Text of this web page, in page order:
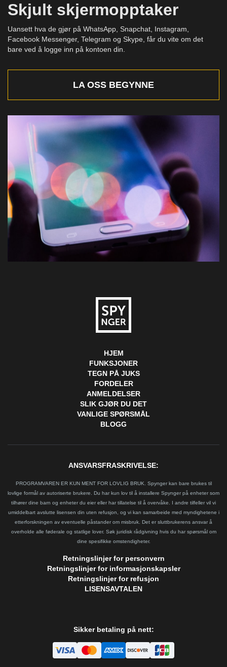
Skjult skjermopptaker
Uansett hva de gjør på WhatsApp, Snapchat, Instagram,
Facebook Messenger, Telegram og Skype, får du vite om det
bare ved å logge inn på kontoen din.
LA OSS BEGYNNE
HJEM
FUNKSJONER
TEGN PÅ JUKS
FORDELER
ANMELDELSER
SLIK GJØR DU DET
VANLIGE SPØRSMÅL
BLOGG
ANSVARSFRASKRIVELSE:
PROGRAMVAREN ER KUN MENT FOR LOVLIG BRUK. Spynger kan bare brukes til
lovlige formål av autoriserte brukere. Du har kun lov til å installere Spynger på enheter som
tilhører dine barn og enheter du eier eller har tillatelse til å overvåke. I andre tilfeller vil vi
umiddelbart avslutte lisensen din uten refusjon, og vi kan samarbeide med myndighetene i
etterforskningen av eventuelle påstander om misbruk. Det er sluttbrukerens ansvar å
overholde alle føderale og statlige lover. Søk juridisk rådgivning hvis du har spørsmål om
dine spesifikke omstendigheter.
Retningslinjer for personvern
Retningslinjer for informasjonskapsler
Retningslinjer for refusjon
LISENSAVTALEN
Sikker betaling på nett: